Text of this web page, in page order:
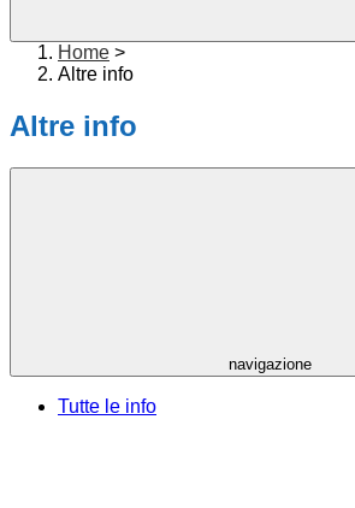
Home >
Altre info
Altre info
navigazione
Tutte le info